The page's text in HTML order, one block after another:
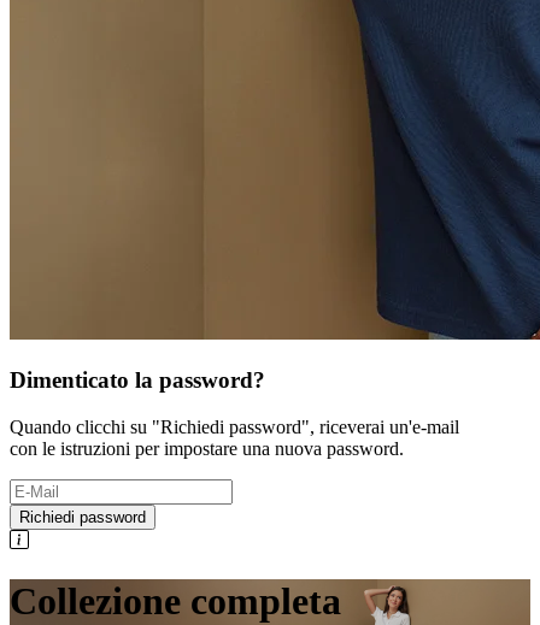
Dimenticato la password?
Quando clicchi su "Richiedi password", riceverai un'e-mail
con le istruzioni per impostare una nuova password.
Richiedi password
Collezione completa